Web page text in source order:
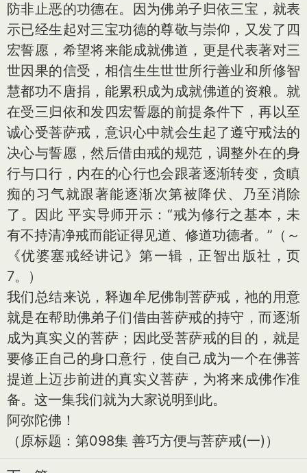
防非止恶的功德在。因为佛弟子归依三宝，就表
示已经生起对三宝功德的尊敬与崇仰，又发了四
宏誓愿，希望将来能成就佛道，更是代表著对三
世因果的信受，相信生生世世所行善业和所修智
慧都功不唐捐，能累积成为成就佛道的资粮。就
在受三归依和发四宏誓愿的前提条件下，再以至
诚心受菩萨戒，意识心中就会生起了遵守戒法的
决心与誓愿，然后借由戒的规范，调整外在的身
行与口行，内在的心行也会跟著逐渐转变，贪瞋
痴的习气就跟著能逐渐次第被降伏、乃至消除
了。因此 平实导师开示：“戒为修行之基本，未
有不持清净戒而能证得见道、修道功德者。”（～
《优婆塞戒经讲记》第一辑，正智出版社，页
7。）
我们总结来说，释迦牟尼佛制菩萨戒，祂的用意
就是在帮助佛弟子们借由菩萨戒的持守，而逐渐
成为真实义的菩萨；因此受菩萨戒的目的，就是
要修正自己的身口意行，使自己成为一个在佛菩
提道上迈步前进的真实义菩萨，为将来成佛作准
备。这一集我们就为大家说明到此。
阿弥陀佛！
（原标题：第098集 善巧方便与菩萨戒(一)）